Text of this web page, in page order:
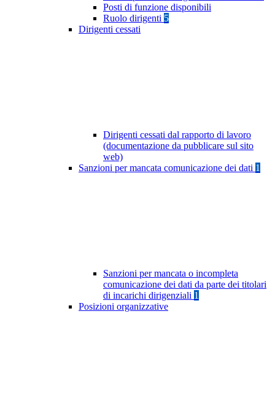
Posti di funzione disponibili
Ruolo dirigenti 5
Dirigenti cessati
Dirigenti cessati dal rapporto di lavoro
(documentazione da pubblicare sul sito
web)
Sanzioni per mancata comunicazione dei dati 1
Sanzioni per mancata o incompleta
comunicazione dei dati da parte dei titolari
di incarichi dirigenziali 1
Posizioni organizzative